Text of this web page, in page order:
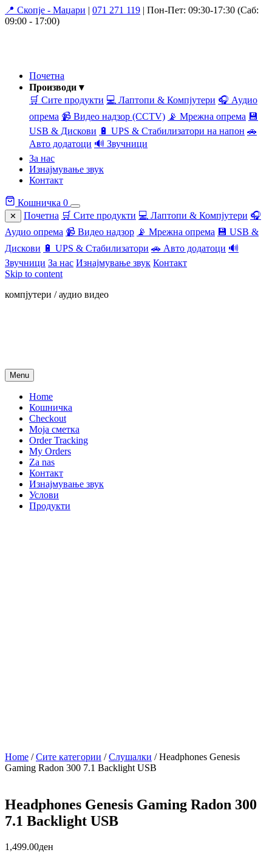
📍 Скопје - Маџари | 071 271 119 | Пон-Пет: 09:30-17:30 (Саб:
09:00 - 17:00)
Почетна
Производи ▾
🛒 Сите продукти 💻 Лаптопи & Компјутери 🎧 Аудио
опрема 📹 Видео надзор (CCTV) 📡 Мрежна опрема 💾
USB & Дискови 🔋 UPS & Стабилизатори на напон 🚗
Авто додатоци 🔊 Звучници
За нас
Изнајмување звук
Контакт
Кошничка 0
✕ Почетна 🛒 Сите продукти 💻 Лаптопи & Компјутери 🎧
Аудио опрема 📹 Видео надзор 📡 Мрежна опрема 💾 USB &
Дискови 🔋 UPS & Стабилизатори 🚗 Авто додатоци 🔊
Звучници За нас Изнајмување звук Контакт
Skip to content
компјутери / аудио видео
Menu
Home
Кошничка
Checkout
Моја сметка
Order Tracking
My Orders
Za nas
Контакт
Изнајмување звук
Услови
Продукти
Home /Сите категории /Слушалки / Headphones Genesis
Gaming Radon 300 7.1 Backlight USB
Headphones Genesis Gaming Radon 300
7.1 Backlight USB
1,499.00ден